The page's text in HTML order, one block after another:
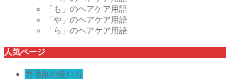
「も」のヘアケア用語
「や」のヘアケア用語
「ら」のヘアケア用語
人気ページ
育毛剤の使い方